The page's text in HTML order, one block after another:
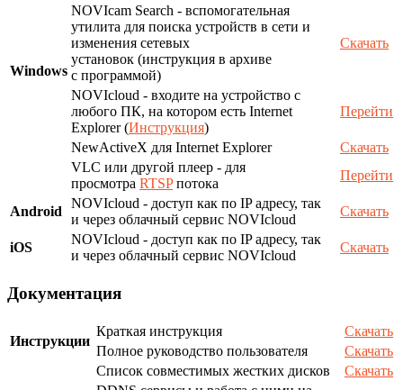
Windows
NOVIcam Search - вспомогательная
утилита для поиска устройств в сети и
изменения сетевых
установок (инструкция в архиве
с программой)
Скачать
NOVIcloud - входите на устройство с
любого ПК, на котором есть Internet
Explorer (Инструкция)
Перейти
NewActiveX для Internet Explorer
Скачать
VLC или другой плеер - для
просмотра RTSPпотока
Перейти
Android
NOVIcloud - доступ как по IP адресу, так
и через облачный сервис NOVIcloud
Скачать
iOS
NOVIcloud - доступ как по IP адресу, так
и через облачный сервис NOVIcloud
Скачать
Документация
Инструкции
Краткая инструкция
Скачать
Полное руководство пользователя
Скачать
Список совместимых жестких дисков
Скачать